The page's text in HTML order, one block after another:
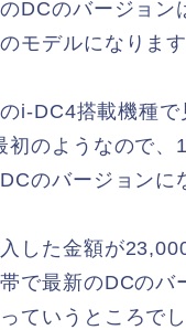
DCのバージョン
モデルになります
i-DC4搭載機種で
初のようなので、
のバージョンに
した金額が
で最新のDCのバ
ていうところで